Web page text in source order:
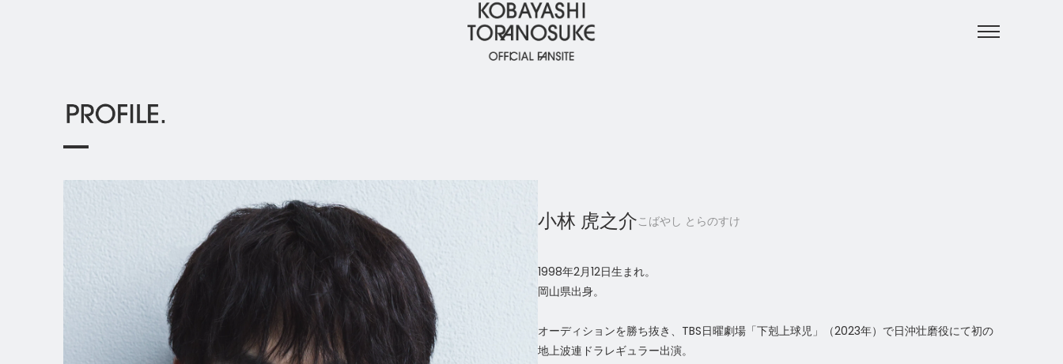
小林 虎之介こばやし とらのすけ
1998年2月12日生まれ。
岡山県出身。
オーディションを勝ち抜き、TBS日曜劇場「下剋上球児」（2023年）で日沖壮磨役にて初の
地上波連ドラレギュラー出演。